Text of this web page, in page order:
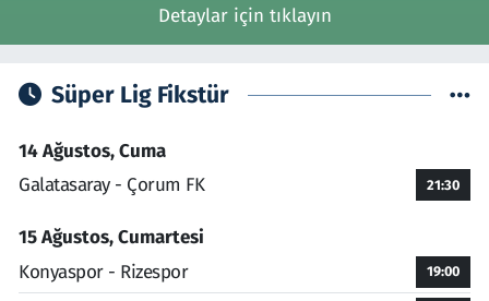
Detaylar için tıklayın
Süper Lig Fikstür
14 Ağustos, Cuma
Galatasaray - Çorum FK
21:30
15 Ağustos, Cumartesi
Konyaspor - Rizespor
19:00